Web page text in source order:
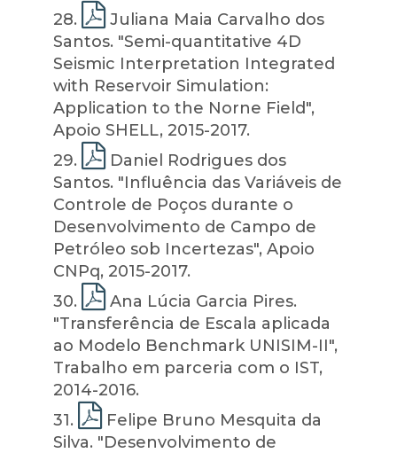
28.
Juliana Maia Carvalho dos
Santos. "Semi-quantitative 4D
Seismic Interpretation Integrated
with Reservoir Simulation:
Application to the Norne Field",
Apoio SHELL, 2015-2017.
29.
Daniel Rodrigues dos
Santos. "Influência das Variáveis de
Controle de Poços durante o
Desenvolvimento de Campo de
Petróleo sob Incertezas", Apoio
CNPq, 2015-2017.
30.
Ana Lúcia Garcia Pires.
"Transferência de Escala aplicada
ao Modelo Benchmark UNISIM-II",
Trabalho em parceria com o IST,
2014-2016.
31.
Felipe Bruno Mesquita da
Silva. "Desenvolvimento de